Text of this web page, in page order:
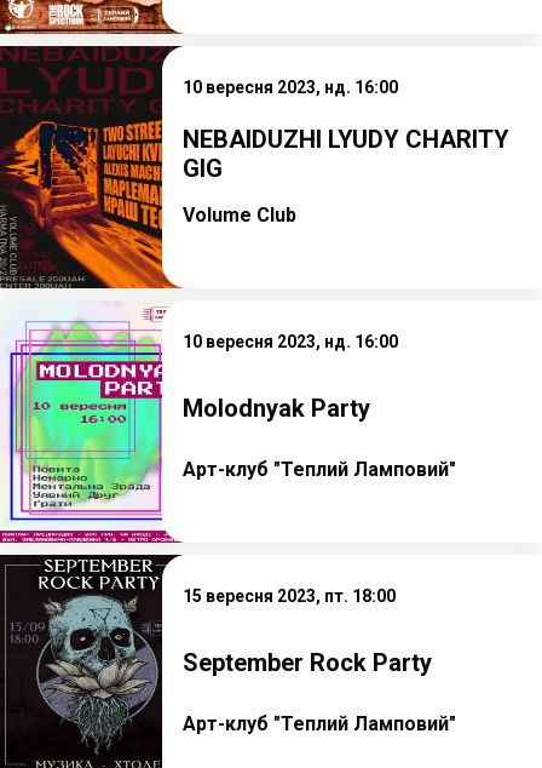
10 вересня 2023, нд. 16:00
NEBAIDUZHI LYUDY CHARITY
GIG
Volume Club
10 вересня 2023, нд. 16:00
Molodnyak Party
Арт-клуб "Теплий Ламповий"
15 вересня 2023, пт. 18:00
September Rock Party
Арт-клуб "Теплий Ламповий"